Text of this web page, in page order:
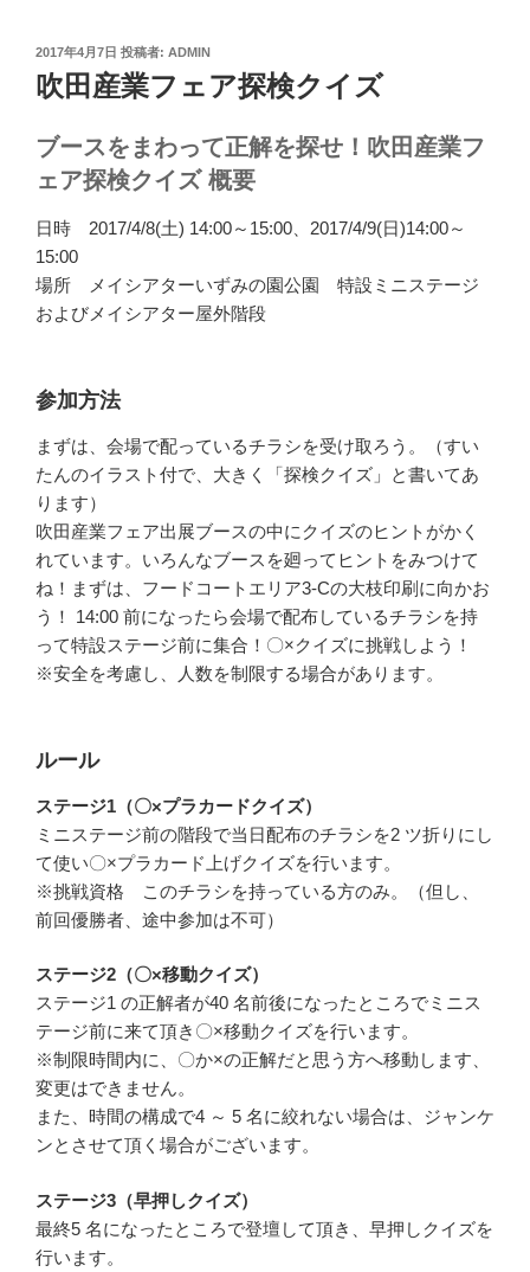
投
稿
日:
2017年4月7日 投稿者: ADMIN
吹田産業フェア探検クイズ
ブースをまわって正解を探せ！吹田産業フ
ェア探検クイズ 概要
日時 2017/4/8(土) 14:00～15:00、2017/4/9(日)14:00～
15:00
場所 メイシアターいずみの園公園 特設ミニステージ
およびメイシアター屋外階段
参加方法
まずは、会場で配っているチラシを受け取ろう。（すい
たんのイラスト付で、大きく「探検クイズ」と書いてあ
ります）
吹田産業フェア出展ブースの中にクイズのヒントがかく
れています。いろんなブースを廻ってヒントをみつけて
ね！まずは、フードコートエリア3-Cの大枝印刷に向かお
う！ 14:00 前になったら会場で配布しているチラシを持
って特設ステージ前に集合！〇×クイズに挑戦しよう！
※安全を考慮し、人数を制限する場合があります。
ルール
ステージ1（〇×プラカードクイズ）
ミニステージ前の階段で当日配布のチラシを2 ツ折りにし
て使い〇×プラカード上げクイズを行います。
※挑戦資格 このチラシを持っている方のみ。（但し、
前回優勝者、途中参加は不可）
ステージ2（〇×移動クイズ）
ステージ1 の正解者が40 名前後になったところでミニス
テージ前に来て頂き〇×移動クイズを行います。
※制限時間内に、〇か×の正解だと思う方へ移動します、
変更はできません。
また、時間の構成で4 ～ 5 名に絞れない場合は、ジャンケ
ンとさせて頂く場合がございます。
ステージ3（早押しクイズ）
最終5 名になったところで登壇して頂き、早押しクイズを
行います。